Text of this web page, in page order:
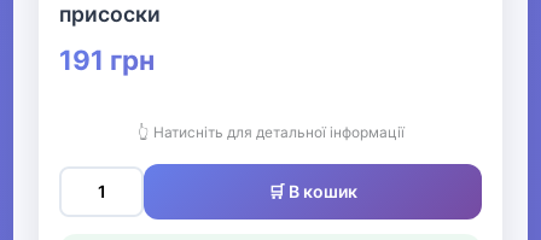
присоски
191 грн
👆 Натисніть для детальної інформації
🛒 В кошик